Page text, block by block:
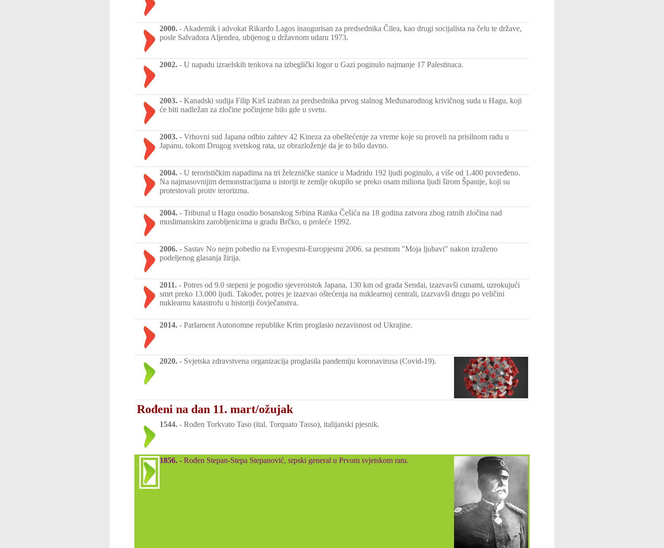
2000. - Akademik i advokat Rikardo Lagos inaugurisan za predsednika Čilea, kao drugi socijalista na čelu te države,
posle Salvadora Aljendea, ubijenog u državnom udaru 1973.
2002. - U napadu izraelskih tenkova na izbeglički logor u Gazi poginulo najmanje 17 Palestinaca.
2003. - Kanadski sudija Filip Kirš izabran za predsednika prvog stalnog Međunarodnog krivičnog suda u Hagu, koji
će biti nadležan za zločine počinjene bilo gde u svetu.
2003. - Vrhovni sud Japana odbio zahtev 42 Kineza za obeštećenje za vreme koje su proveli na prisilnom radu u
Japanu, tokom Drugog svetskog rata, uz obrazloženje da je to bilo davno.
2004. - U terorističkim napadima na tri železničke stanice u Madridu 192 ljudi poginulo, a više od 1.400 povređeno.
Na najmasovnijim demonstracijama u istoriji te zemlje okupilo se preko osam miliona ljudi širom Španije, koji su
protestovali protiv terorizma.
2004. - Tribunal u Hagu osudio bosanskog Srbina Ranka Češića na 18 godina zatvora zbog ratnih zločina nad
muslimanskim zarobljenicima u gradu Brčko, u proleće 1992.
2006. - Sastav No nejm pobedio na Evropesmi-Europjesmi 2006. sa pesmom "Moja ljubavi" nakon izraženo
podeljenog glasanja žirija.
2011. - Potres od 9.0 stepeni je pogodio sjeveroistok Japana, 130 km od grada Sendai, izazvavši cunami, uzrokujući
smrt preko 13.000 ljudi. Također, potres je izazvao oštećenja na nuklearnoj centrali, izazvavši drugu po veličini
nuklearnu katastrofu u historiji čovječanstva.
2014. - Parlament Autonomne republike Krim proglasio nezavisnost od Ukrajine.
2020. - Svjetska zdravstvena organizacija proglasila pandemiju koronavirusa (Covid-19).
Rođeni na dan 11. mart/ožujak
1544. - Rođen Torkvato Taso (ital. Torquato Tasso), italijanski pjesnik.
1856. - Rođen Stepan-Stepa Stepanović, srpski general u Prvom svjetskom ratu.